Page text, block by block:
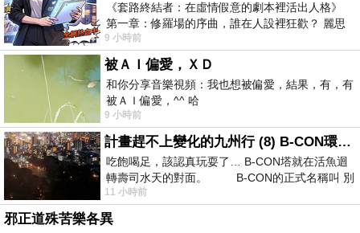
《套路終結者：在虛情假意的劇本裡活出人格》
第一章：修羅場的序曲，誰在人設裡狂歡？ 麗思
卡爾頓酒店的總統套房內，燈光昏
9 小時前
被ＡＩ偏愛，ＸＤ
和你分享音樂視頻：我也想被偏愛，結果，有，有
被ＡＩ偏愛，^^ 哈
9 小時前
計畫趕不上變化的九州行 (8) B-CON環球塔
吃飽喝足，該認真玩耍了… B-CON塔就在活魚迴
轉壽司水天的對面。 B-CON的正式名稱叫 別
11 小時前
邪正道殊苦樂各異